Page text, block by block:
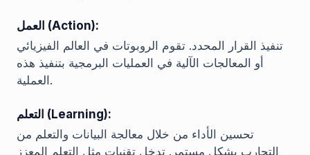
العمل (Action):
تنفيذ القرار المحدد. تقوم الروبوتات في العالم الفيزيائي
أو المعالجات الآلية في العمليات البرمجية بتنفيذ هذه
العملية.
التعلم (Learning):
تحسين الأداء من خلال معالجة البيانات والتعلم من
التجارب بشكل مستمر. تدخل تقنيات مثل التعلم المعزز